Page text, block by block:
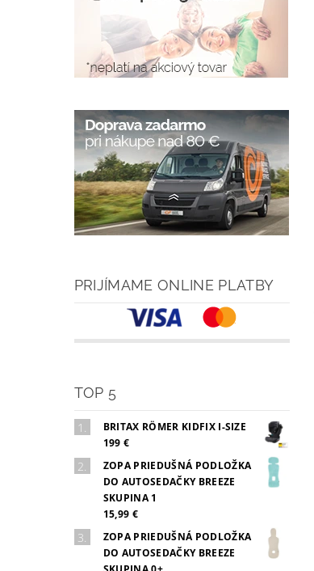
PRIJÍMAME ONLINE PLATBY
TOP 5
BRITAX RÖMER KIDFIX I-SIZE
199 €
ZOPA PRIEDUŠNÁ PODLOŽKA
DO AUTOSEDAČKY BREEZE
SKUPINA 1
15,99 €
ZOPA PRIEDUŠNÁ PODLOŽKA
DO AUTOSEDAČKY BREEZE